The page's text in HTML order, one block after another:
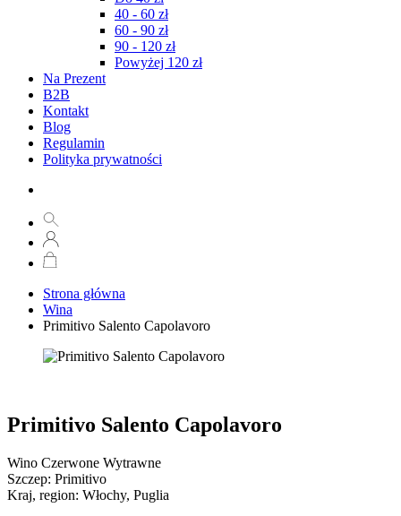
40 - 60 zł
60 - 90 zł
90 - 120 zł
Powyżej 120 zł
Na Prezent
B2B
Kontakt
Blog
Regulamin
Polityka prywatności
Strona główna
Wina
Primitivo Salento Capolavoro
Primitivo Salento Capolavoro
Wino Czerwone Wytrawne
Szczep: Primitivo
Kraj, region: Włochy, Puglia